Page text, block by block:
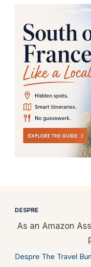
DESPRE
As an Amazon
Despre The Travel